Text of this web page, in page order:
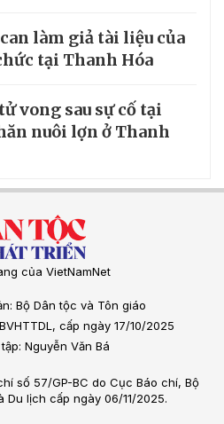
làm giả tài liệu của
tại Thanh Hóa
vong sau sự cố tại
nuôi lợn ở Thanh
của VietNamNet
Bộ Dân tộc và Tôn giáo
cấp ngày 17/10/2025
Nguyễn Văn Bá
số 57/GP-BC do Cục Báo chí, Bộ
Du lịch cấp ngày 06/11/2025.